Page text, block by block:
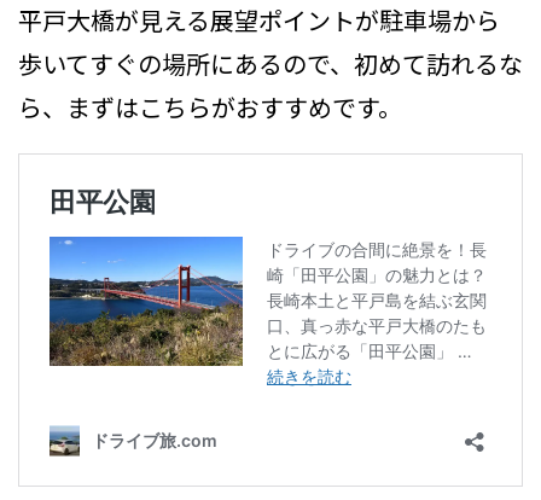
平戸大橋が見える展望ポイントが駐車場から
歩いてすぐの場所にあるので、初めて訪れるな
ら、まずはこちらがおすすめです。